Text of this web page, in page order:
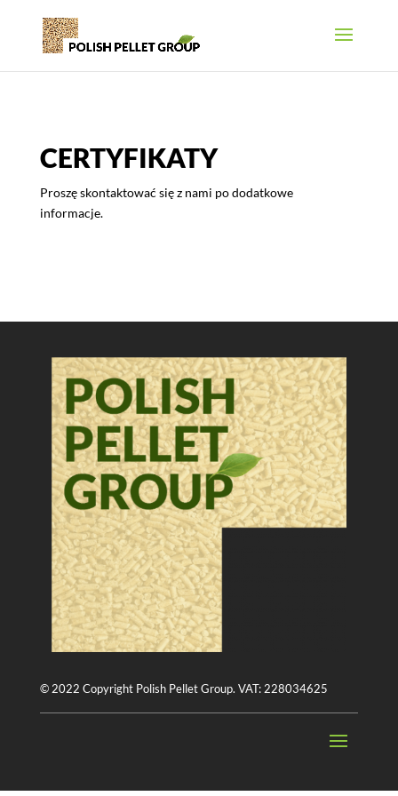
CERTYFIKATY
Proszę skontaktować się z nami po dodatkowe
informacje.
© 2022 Copyright Polish Pellet Group. VAT: 228034625